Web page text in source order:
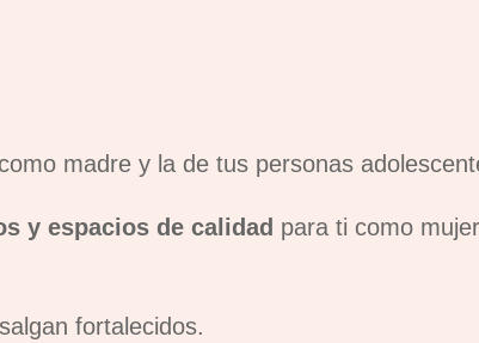
madre y la de tus personas
y espacios de calidad para ti como
salgan fortalecidos.